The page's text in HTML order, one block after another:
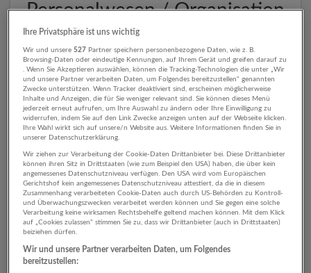
Personalwesen / Organisation
Unternehmen
GRASS GmbH
Salzburg
Herstellung von Waren
Ihre Privatsphäre ist uns wichtig
Wir und unsere527 Partner speichern personenbezogene Daten, wie z. B.
Browsing-Daten oder eindeutige Kennungen, auf Ihrem Gerät und greifen darauf zu
. Wenn Sie Akzeptieren auswählen, können die Tracking-Technologien die unter „Wir
und unsere Partner verarbeiten Daten, um Folgendes bereitzustellen“ genannten
Zwecke unterstützen. Wenn Tracker deaktiviert sind, erscheinen möglicherweise
Inhalte und Anzeigen, die für Sie weniger relevant sind. Sie können dieses Menü
jederzeit erneut aufrufen, um Ihre Auswahl zu ändern oder Ihre Einwilligung zu
widerrufen, indem Sie auf den Link Zwecke anzeigen unten auf der Webseite klicken.
Ihre Wahl wirkt sich auf unsere/n Website aus. Weitere Informationen finden Sie in
unserer Datenschutzerklärung.
Wir ziehen zur Verarbeitung der Cookie-Daten Drittanbieter bei. Diese Drittanbieter
können ihren Sitz in Drittstaaten (wie zum Beispiel den USA) haben, die über kein
angemessenes Datenschutzniveau verfügen. Den USA wird vom Europäischen
Gerichtshof kein angemessenes Datenschutzniveau attestiert, da die in diesem
Zusammenhang verarbeiteten Cookie-Daten auch durch US-Behörden zu Kontroll-
und Überwachungszwecken verarbeitet werden können und Sie gegen eine solche
Verarbeitung keine wirksamen Rechtsbehelfe geltend machen können. Mit dem Klick
auf „Cookies zulassen“ stimmen Sie zu, dass wir Drittanbieter (auch in Drittstaaten)
beiziehen dürfen.
Wir und unsere Partner verarbeiten Daten, um Folgendes
bereitzustellen: